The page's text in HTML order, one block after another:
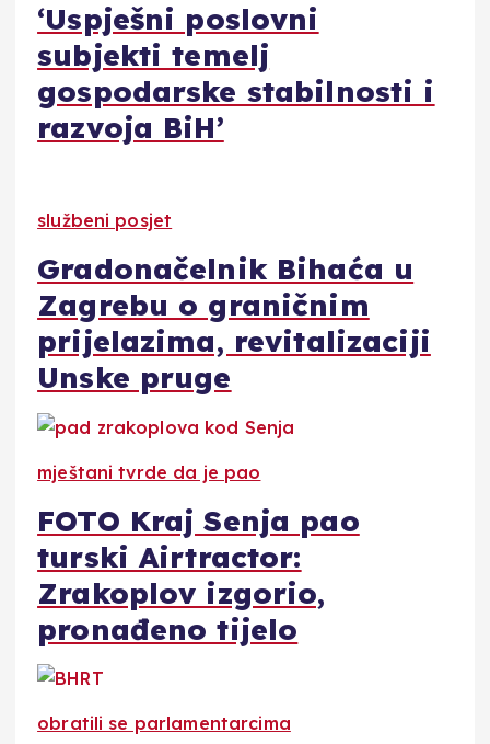
‘Uspješni poslovni
subjekti temelj
gospodarske stabilnosti i
razvoja BiH’
službeni posjet
Gradonačelnik Bihaća u
Zagrebu o graničnim
prijelazima, revitalizaciji
Unske pruge
mještani tvrde da je pao
FOTO Kraj Senja pao
turski Airtractor:
Zrakoplov izgorio,
pronađeno tijelo
obratili se parlamentarcima